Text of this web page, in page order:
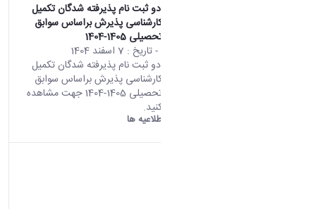
اطلاعیه شماره دو ثبت نام پذیرفته شدگان تکمیل
ظرفیت مقطع کارشناسی پذیرش براساس سوابق
تحصیلی سال تحصیلی 1405-1404
- تاریخ : 7 اسفند 1404
اطلاعیه شماره دو ثبت نام پذیرفته شدگان تکمیل
ظرفیت مقطع کارشناسی پذیرش براساس سوابق
تحصیلی سال تحصیلی 1405-1404 جهت مشاهده
اطلاعیه کلیک کنید.
اطلاعیه ها